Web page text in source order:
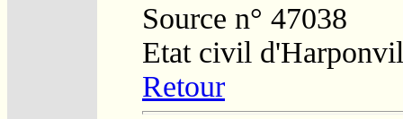
Source n° 47038
Etat civil
Retour